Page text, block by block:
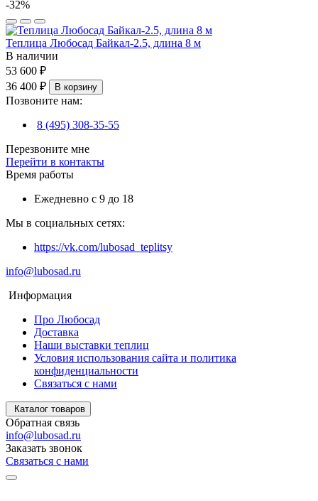
-32%
Теплица Любосад Байкал-2.5, длина 8 м
В наличии
53 600 ₽
36 400 ₽
В корзину
Позвоните нам:
8 (495) 308-35-55
Перезвоните мне
Перейти в контакты
Время работы
Ежедневно с 9 до 18
Мы в социальных сетях:
https://vk.com/lubosad_teplitsy
info@lubosad.ru
Информация
Про Любосад
Доставка
Наши выставки теплиц
Условия использования сайта и политика
конфиденциальности
Связаться с нами
Каталог товаров
Обратная связь
info@lubosad.ru
Заказать звонок
Связаться с нами